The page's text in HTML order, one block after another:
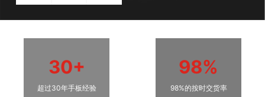
30+
超过30年手板经验
98%
98%的按时交货率